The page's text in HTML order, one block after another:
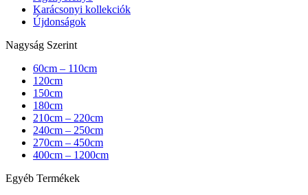
Karácsonyi kollekciók
Újdonságok
Nagyság Szerint
60cm – 110cm
120cm
150cm
180cm
210cm – 220cm
240cm – 250cm
270cm – 450cm
400cm – 1200cm
Egyéb Termékek